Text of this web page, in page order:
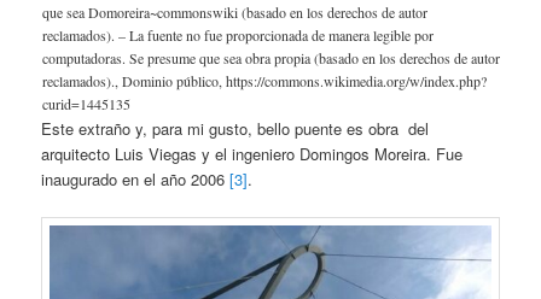
que sea Domoreira~commonswiki (basado en los derechos de autor
reclamados). – La fuente no fue proporcionada de manera legible por
computadoras. Se presume que sea obra propia (basado en los derechos de autor
reclamados)., Dominio público, https://commons.wikimedia.org/w/index.php?
curid=1445135
Este extraño y, para mi gusto, bello puente es obra del
arquitecto Luis Viegas y el ingeniero Domingos Moreira. Fue
inaugurado en el año 2006 [3].